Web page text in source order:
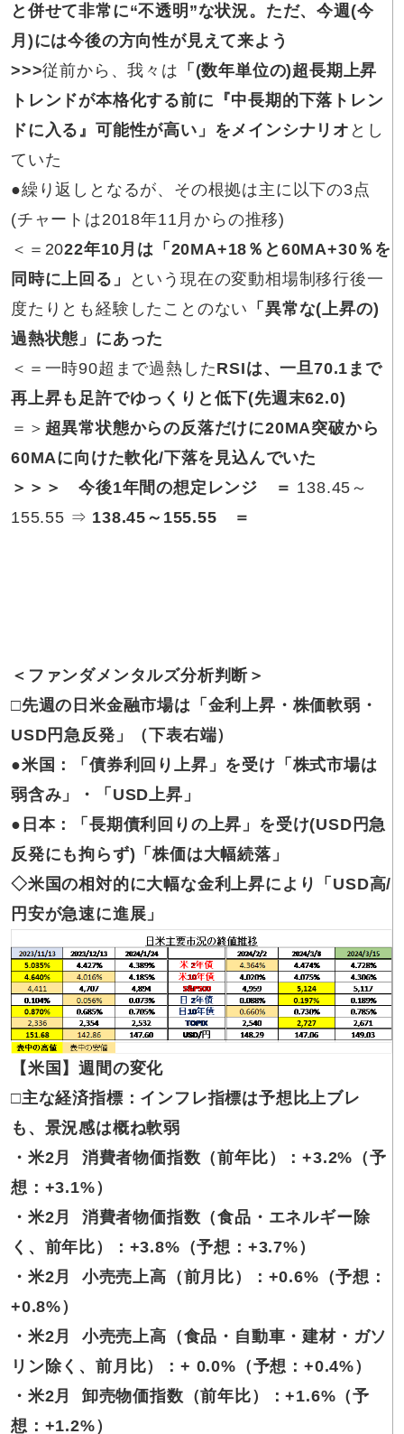
と併せて非常に“不透明”な状況。ただ、今週(今
月)には今後の方向性が見えて来よう
>>>従前から、我々は 「(数年単位の)超長期上昇
トレンドが本格化する前に『中長期的下落トレン
ドに入る』可能性が高い」をメインシナリオ とし
ていた
●繰り返しとなるが、その根拠は主に以下の3点
(チャートは2018年11月からの推移)
＜＝2022年10月は「20MA+18％と60MA+30％を
同時に上回る」
という現在の変動相場制移行後一
度たりとも経験したことのない 「異常な(上昇の)
過熱状態」にあった
＜＝一時90超まで過熱したRSIは、一旦70.1まで
再上昇も足許でゆっくりと低下(先週末62.0)
＝＞ 超異常状態からの反落だけに20MA突破から
60MAに向けた軟化/下落を見込んでいた
＞＞＞ 今後1年間の想定レンジ ＝ 138.45～
155.55 ⇒ 138.45～155.55 ＝
＜ファンダメンタルズ分析判断＞
□先週の日米金融市場は「金利上昇・株価軟弱・
USD円急反発」（下表右端）
●米国：「債券利回り上昇」を受け「株式市場は
弱含み」・「USD上昇」
●日本：「長期債利回りの上昇」を受け(USD円急
反発にも拘らず)「株価は大幅続落」
◇米国の相対的に大幅な金利上昇により「USD高/
円安が急速に進展」
【米国】週間の変化
□主な経済指標：インフレ指標は予想比上ブレ
も、景況感は概ね軟弱
・米2月 消費者物価指数（前年比）：+3.2%（予
想：+3.1%）
・米2月 消費者物価指数（食品・エネルギー除
く、前年比）：+3.8%（予想：+3.7%）
・米2月 小売売上高（前月比）：+0.6%（予想：
+0.8%）
・米2月 小売売上高（食品・自動車・建材・ガソ
リン除く、前月比）：+ 0.0%（予想：+0.4%）
・米2月 卸売物価指数（前年比）：+1.6%（予
想：+1.2%）